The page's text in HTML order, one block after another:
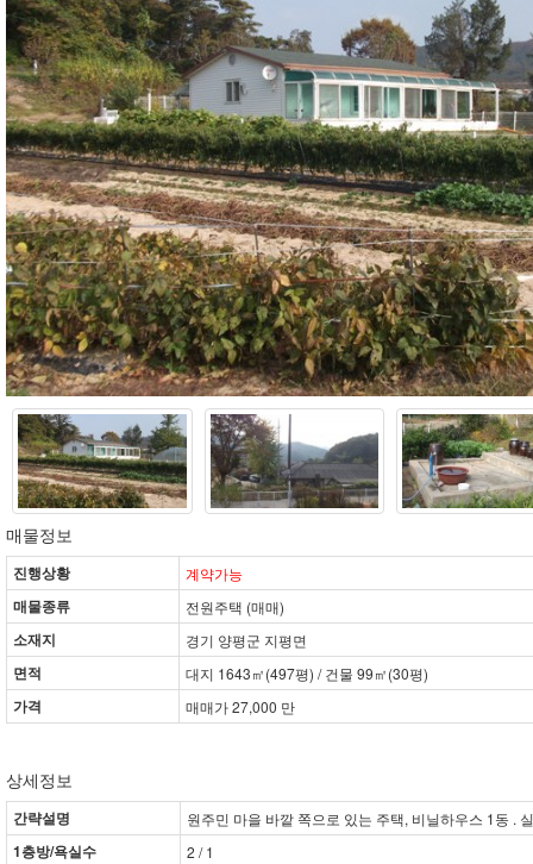
매물정보
진행상황 계약가능
매물종류 전원주택 (매매)
소재지 경기 양평군 지평면
면적 대지 1643㎡(497평) / 건물 99㎡(30평)
가격 매매가 27,000 만
상세정보
간략설명 원주민 마을 바깥 쪽으로 있는 주택, 비닐하우스 1동 .
1층방/욕실수 2 / 1